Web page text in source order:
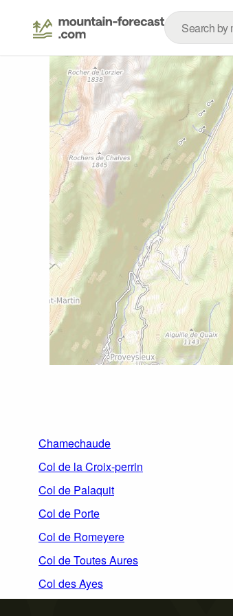
Chamechaude
Col de la Croix-perrin
Col de Palaquit
Col de Porte
Col de Romeyere
Col de Toutes Aures
Col des Ayes